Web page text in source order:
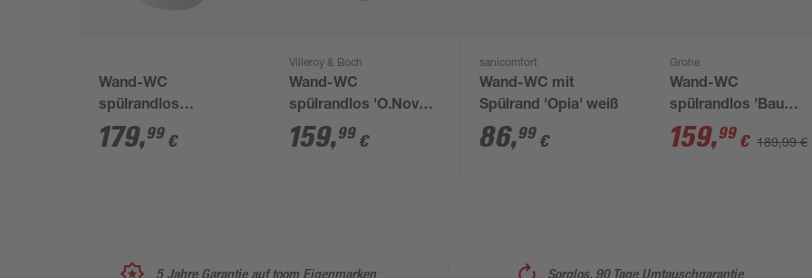
Wand-WC
spülrandlos
'Lissabon' inklusive
WC-Sitz weiß
179,99 €
Villeroy & Boch
Wand-WC
spülrandlos 'O.Novo'
inklusive WC-Sitz
weiß
159,99 €
sanicomfort
Wand-WC mit
Spülrand 'Opia' weiß
86,99 €
Grohe
Wand-WC
spülrandlos 'Bau
Ceramic' inklusive
WC-Sitz weiß
159,99 € 189,99 €
5 Jahre Garantie auf toom Eigenmarken Sorglos, 90 Tage Umtauschgarantie